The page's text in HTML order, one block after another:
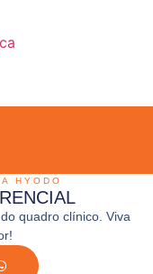
HYODO
quadro clínico. Viva